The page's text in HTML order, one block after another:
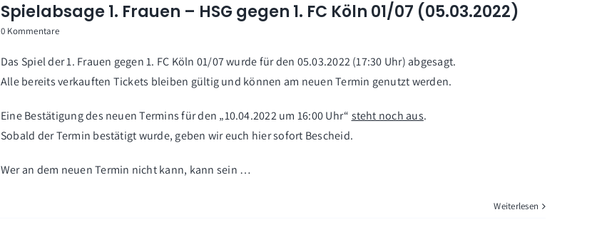
Spielabsage 1. Frauen – HSG gegen 1. FC Köln 01/07 (05.03.2022)
0 Kommentare
Das Spiel der 1. Frauen gegen 1. FC Köln 01/07 wurde für den 05.03.2022 (17:30 Uhr) abgesagt.
Alle bereits verkauften Tickets bleiben gültig und können am neuen Termin genutzt werden.
Eine Bestätigung des neuen Termins für den „10.04.2022 um 16:00 Uhr“ steht noch aus.
Sobald der Termin bestätigt wurde, geben wir euch hier sofort Bescheid.
Wer an dem neuen Termin nicht kann, kann sein …
Weiterlesen